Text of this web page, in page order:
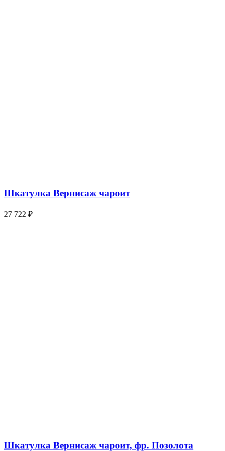
Шкатулка Вернисаж чароит
27 722 ₽
Шкатулка Вернисаж чароит, фр. Позолота